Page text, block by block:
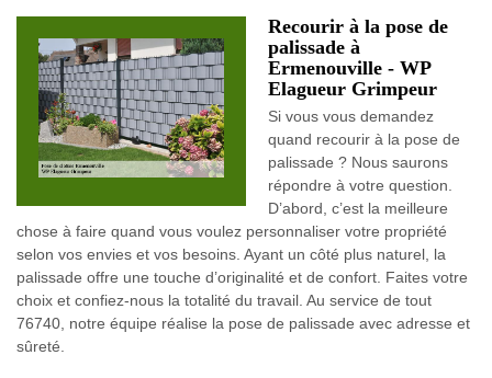
Recourir à la pose de
palissade à
Ermenouville - WP
Elagueur Grimpeur
Si vous vous demandez
quand recourir à la pose de
palissade ? Nous saurons
répondre à votre question.
D’abord, c’est la meilleure
chose à faire quand vous voulez personnaliser votre propriété
selon vos envies et vos besoins. Ayant un côté plus naturel, la
palissade offre une touche d’originalité et de confort. Faites votre
choix et confiez-nous la totalité du travail. Au service de tout
76740, notre équipe réalise la pose de palissade avec adresse et
sûreté.